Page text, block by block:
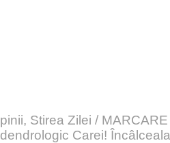
, Stirea Zilei /
Carei!